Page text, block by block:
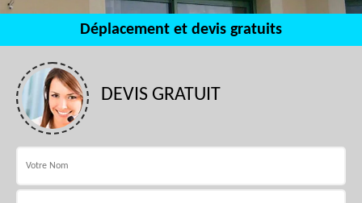
Déplacement et devis gratuits
DEVIS GRATUIT